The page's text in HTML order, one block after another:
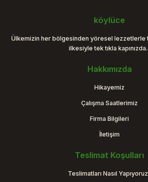
köylüce
Ülkemizin her bölgesinden yöresel lezzetlerle
ilkesiyle tek tıkla
Hakkımızda
Hikayemiz
Çalışma Saatlerimiz
Firma Bilgileri
İletişim
Teslimat Koşulları
Teslimatları Nasıl